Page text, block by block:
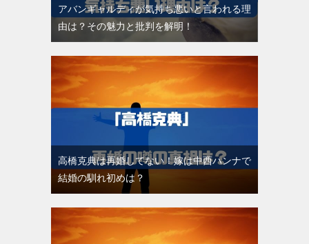
アバンギャルディが気持ち悪いと言われる理
由は？その魅力と批判を解明！
高橋克典は再婚してない！嫁は中西ハンナで
結婚の馴れ初めは？